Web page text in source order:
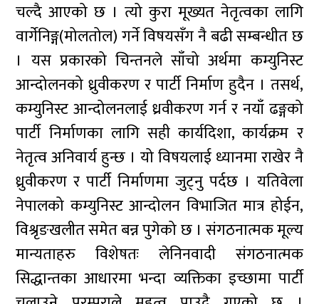
चल्दै आएको छ । त्यो कुरा मूख्यत नेतृत्वका लागि
वार्गेनिङ्ग(मोलतोल) गर्ने विषयसँग नै बढी सम्बन्धीत छ
। यस प्रकारको चिन्तनले साँचो अर्थमा कम्युनिस्ट
आन्दोलनको ध्रुवीकरण र पार्टी निर्माण हुदैन । तसर्थ,
कम्युनिस्ट आन्दोलनलाई ध्रवीकरण गर्न र नयाँ ढङ्गको
पार्टी निर्माणका लागि सही कार्यदिशा, कार्यक्रम र
नेतृत्व अनिवार्य हुन्छ । यो विषयलाई ध्यानमा राखेर नै
ध्रुवीकरण र पार्टी निर्माणमा जुट्नु पर्दछ । यतिवेला
नेपालको कम्युनिस्ट आन्दोलन विभाजित मात्र होईन,
विश्रृङखलीत समेत बन्न पुगेको छ । संगठनात्मक मूल्य
मान्यताहरु विशेषतः लेनिनवादी संगठनात्मक
सिद्धान्तका आधारमा भन्दा व्यक्तिका इच्छामा पार्टी